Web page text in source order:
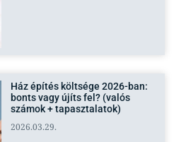
Ház építés költsége 2026-ban:
bonts vagy újíts fel? (valós
számok + tapasztalatok)
2026.03.29.